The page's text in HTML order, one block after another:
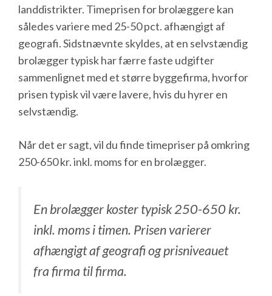
landdistrikter. Timeprisen for brolæggere kan
således variere med 25-50 pct. afhængigt af
geografi. Sidstnævnte skyldes, at en selvstændig
brolægger typisk har færre faste udgifter
sammenlignet med et større byggefirma, hvorfor
prisen typisk vil være lavere, hvis du hyrer en
selvstændig.
Når det er sagt, vil du finde timepriser på omkring
250-650 kr. inkl. moms for en brolægger.
En brolægger koster typisk 250-650 kr.
inkl. moms i timen. Prisen varierer
afhængigt af geografi og prisniveauet
fra firma til firma.